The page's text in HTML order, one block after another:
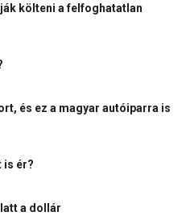
költeni a felfoghatatlan
és ez a magyar autóiparra is
is ér?
a dollár